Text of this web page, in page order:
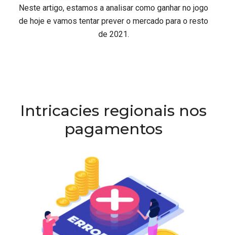
Neste artigo, estamos a analisar como ganhar no jogo
de hoje e vamos tentar prever o mercado para o resto
de 2021.
Intricacies regionais nos
pagamentos